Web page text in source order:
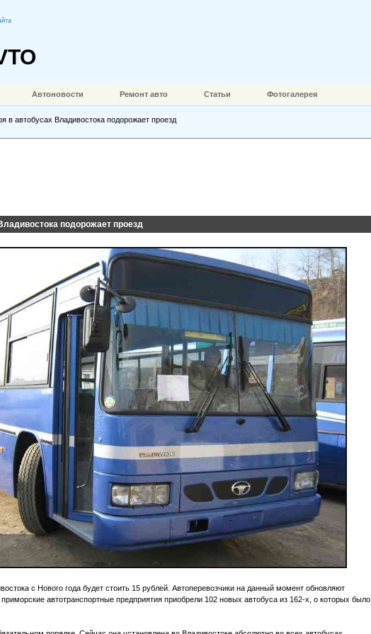
Автоновости Ремонт авто Статьи Фотогалерея
в автобусах Владивостока подорожает проезд
подорожает проезд
с Нового года будет стоить 15 рублей. Автоперевозчики на данный момент обновляют
автотранспортные предприятия приобрели 102 новых автобуса из 162-х, о которых было